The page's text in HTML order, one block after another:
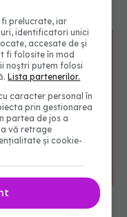
tehnologie
prelucrate, iar
identificatori unici
accesate de și
fi folosite în mod
noștri putem folosi
Lista partenerilor.
caracter personal în
prin gestionarea
partea de jos a
vă retrage
și cookie-